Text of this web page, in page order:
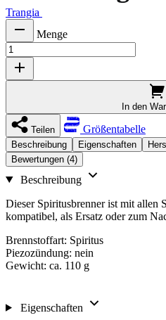
Trangia
Menge
In den
Teilen Größentabelle
Beschreibung Eigenschaften
Bewertungen (4)
Beschreibung
Dieser Spiritusbrenner ist mit allen
kompatibel, als Ersatz oder zum
Brennstoffart: Spiritus
Piezozündung: nein
Gewicht: ca. 110 g
Eigenschaften